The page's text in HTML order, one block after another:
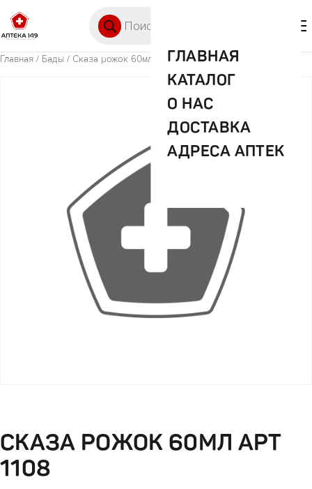
ГЛАВНАЯ
КАТАЛОГ
О НАС
ДОСТАВКА
АДРЕСА АПТЕК
Главная / Бады / Сказа рожок 60мл арт 1108
СКАЗА РОЖОК 60МЛ АРТ
1108